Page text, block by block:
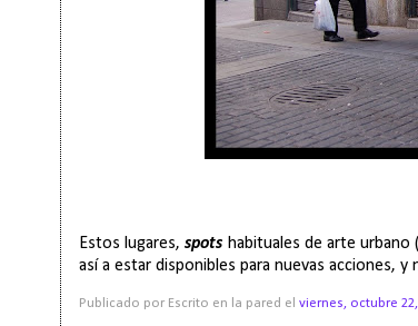
Estos lugares,spots habituales de arte
así a estar disponibles para nuevas acciones,
Publicado por Escrito en la pared elviernes, octubre 22,